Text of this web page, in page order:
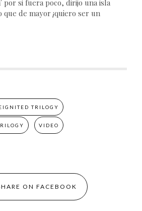
por si fuera poco, dirijo una isla
que de mayor ¡quiero ser un
TRILOGY
VIDEO
ON FACEBOOK